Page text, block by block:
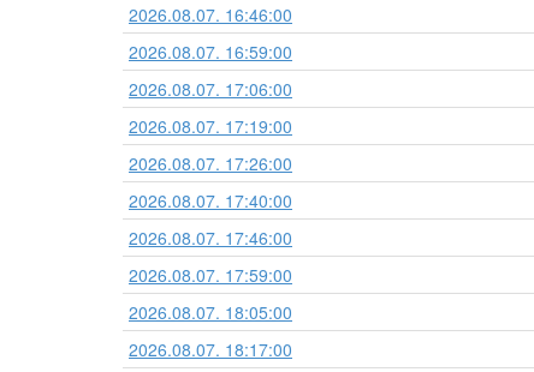
2026.08.07. 16:46:00
2026.08.07. 16:59:00
2026.08.07. 17:06:00
2026.08.07. 17:19:00
2026.08.07. 17:26:00
2026.08.07. 17:40:00
2026.08.07. 17:46:00
2026.08.07. 17:59:00
2026.08.07. 18:05:00
2026.08.07. 18:17:00